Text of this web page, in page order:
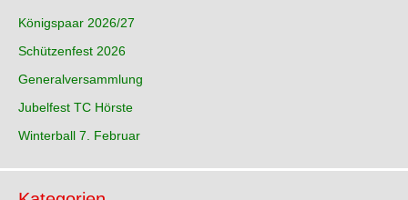
Königspaar 2026/27
Schützenfest 2026
Generalversammlung
Jubelfest TC Hörste
Winterball 7. Februar